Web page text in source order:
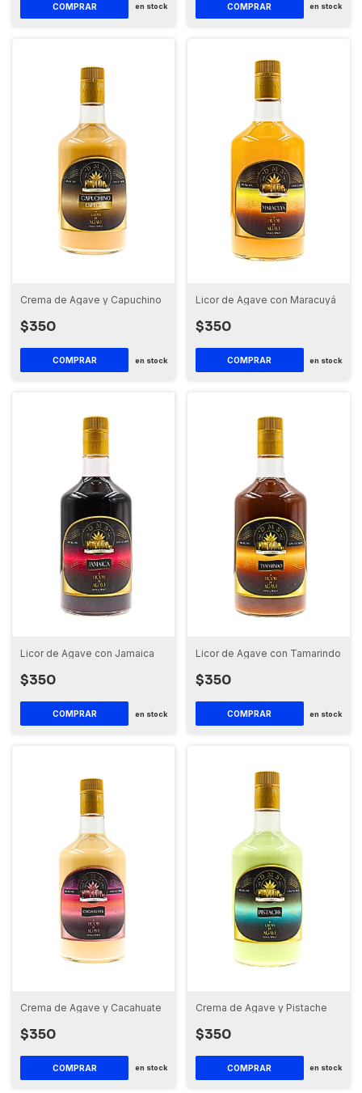
en stock en stock
Crema de Agave y Capuchino
$350
en stock
Licor de Agave con Maracuyá
$350
en stock
Licor de Agave con Jamaica
$350
en stock
Licor de Agave con Tamarindo
$350
en stock
Crema de Agave y Cacahuate
$350
en stock
Crema de Agave y Pistache
$350
en stock